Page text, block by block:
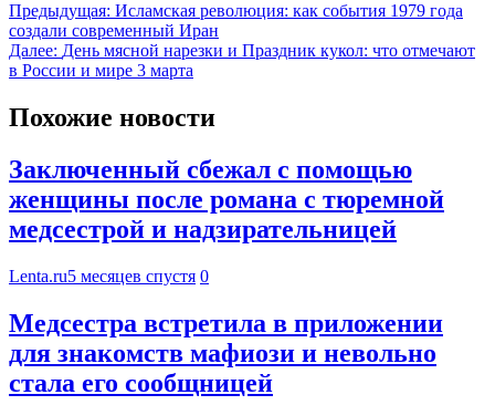
Предыдущая: Исламская революция: как события 1979 года
создали современный Иран
Далее: День мясной нарезки и Праздник кукол: что отмечают
в России и мире 3 марта
Похожие новости
Заключенный сбежал с помощью
женщины после романа с тюремной
медсестрой и надзирательницей
Lenta.ru5 месяцев спустя 0
Медсестра встретила в приложении
для знакомств мафиози и невольно
стала его сообщницей